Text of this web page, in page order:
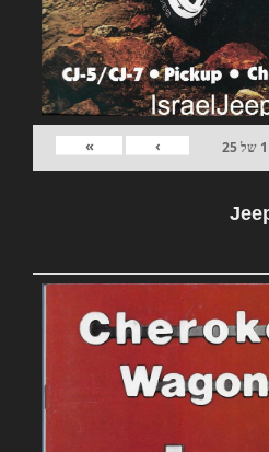
1 של25
›
»